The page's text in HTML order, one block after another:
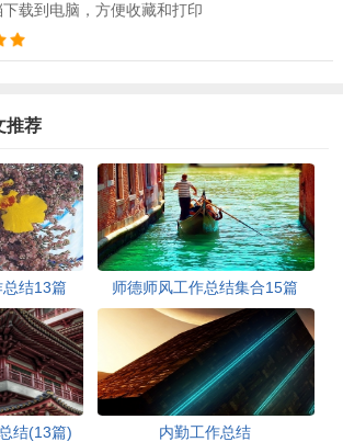
载到电脑，方便收藏和打印
推荐
结13篇 师德师风工作总结集合15篇
结(13篇) 内勤工作总结